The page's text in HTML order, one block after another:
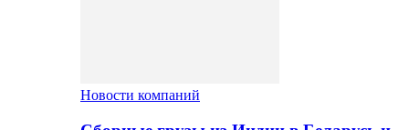
Новости компаний